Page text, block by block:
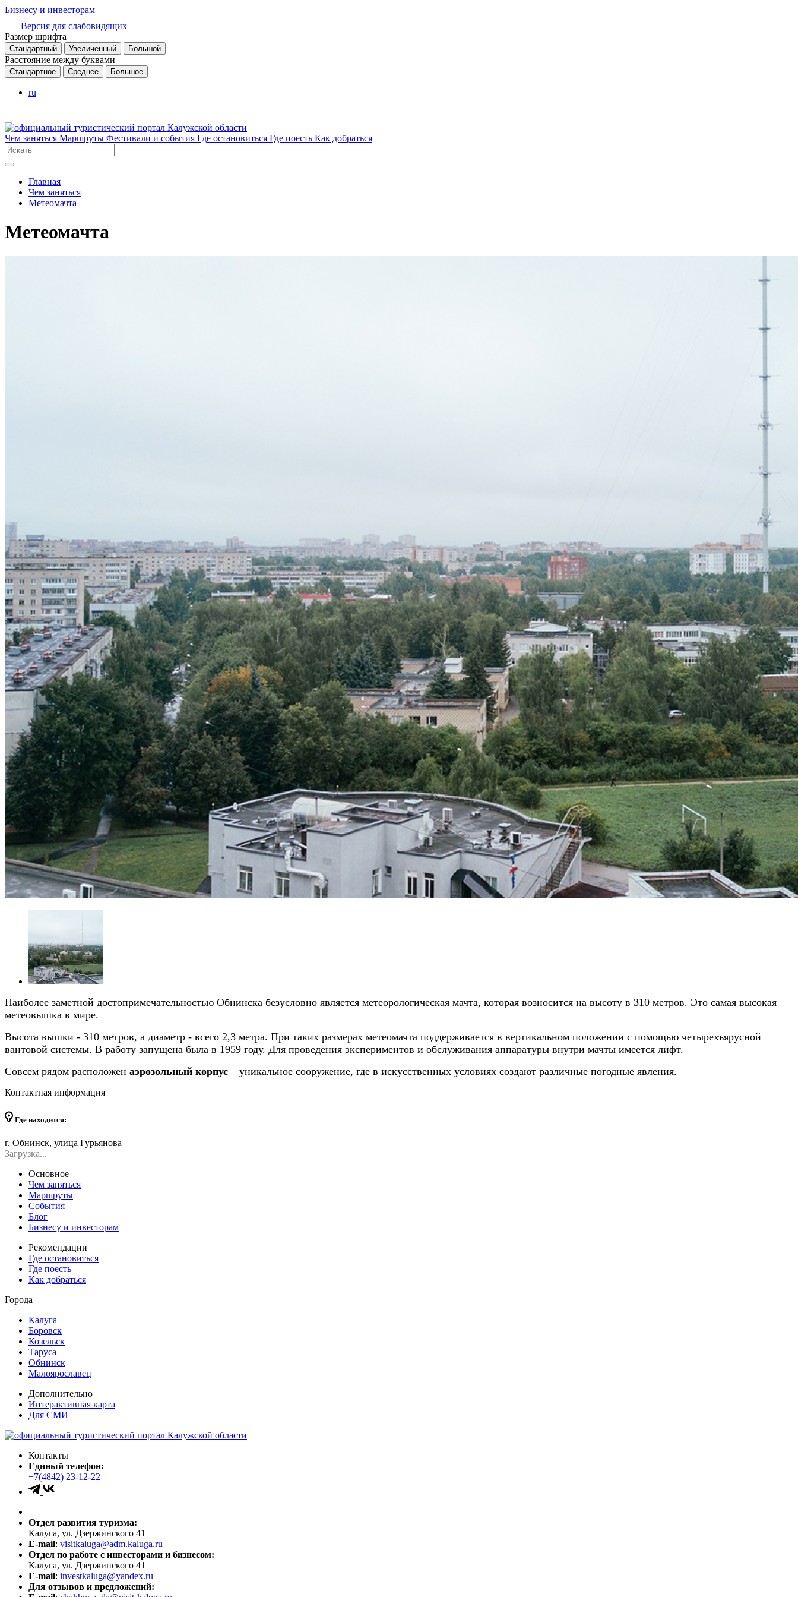
Бизнесу и инвесторам
Версия для слабовидящих
Размер шрифта
Стандартный Увеличенный Большой
Расстояние между буквами
Стандартное Среднее Большое
ru
Чем заняться Маршруты Фестивали и события Где остановиться Где поесть Как добраться
Главная
Чем заняться
Метеомачта
Метеомачта
Наиболее заметной достопримечательностью Обнинска безусловно является метеорологическая мачта, которая возносится на высоту в 310 метров. Это самая высокая
метеовышка в мире.
Высота вышки - 310 метров, а диаметр - всего 2,3 метра. При таких размерах метеомачта поддерживается в вертикальном положении с помощью четырехъярусной
вантовой системы. В работу запущена была в 1959 году. Для проведения экспериментов и обслуживания аппаратуры внутри мачты имеется лифт.
Совсем рядом расположен аэрозольный корпус – уникальное сооружение, где в искусственных условиях создают различные погодные явления.
Контактная информация
Где находится:
г. Обнинск, улица Гурьянова
Загрузка...
Основное
Чем заняться
Маршруты
События
Блог
Бизнесу и инвесторам
Рекомендации
Где остановиться
Где поесть
Как добраться
Города
Калуга
Боровск
Козельск
Таруса
Обнинск
Малоярославец
Дополнительно
Интерактивная карта
Для СМИ
Контакты
Единый телефон:
+7(4842) 23-12-22
Отдел развития туризма:
Калуга, ул. Дзержинского 41
E-mail: visitkaluga@adm.kaluga.ru
Отдел по работе с инвесторами и бизнесом:
Калуга, ул. Дзержинского 41
E-mail: investkaluga@yandex.ru
Для отзывов и предложений: